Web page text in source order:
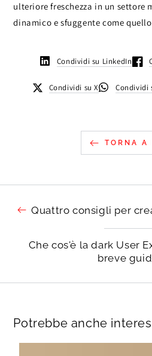
ulteriore freschezza in un settore
dinamico e sfuggente come
Condividi su LinkedIn
Condividi su X Condividi
TORNA A
Quattro consigli per
Che cos'è la dark User
breve
Potrebbe anche